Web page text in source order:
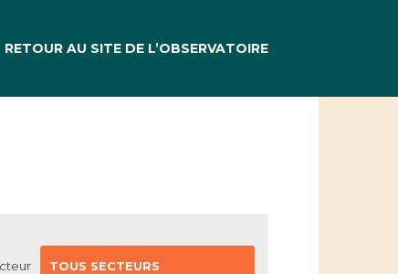
RETOUR AU SITE DE L’OBSERVATOIRE
TOUS SECTEURS